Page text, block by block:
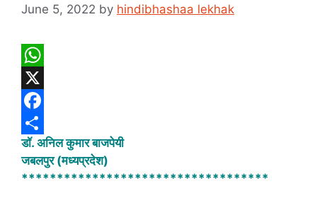
June 5, 2022 by hindibhashaa lekhak
W
h
a
t
s
X
F
a
c
S
h
डॉ. अनिल कुमार बाजपेयी
जबलपुर (मध्यप्रदेश)
***********************************